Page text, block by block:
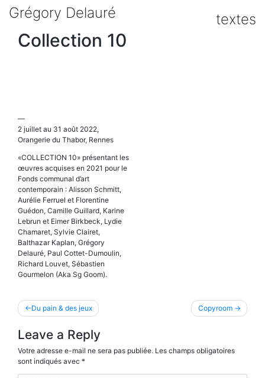
textes
Grégory Delauré
Collection 10
—
2 juillet au 31 août 2022,
Orangerie du Thabor, Rennes
«COLLECTION 10» présentant les
œuvres acquises en 2021 pour le
Fonds communal d’art
contemporain : Alisson Schmitt,
Aurélie Ferruel et Florentine
Guédon, Camille Guillard, Karine
Lebrun et Eimer Birkbeck, Lydie
Chamaret, Sylvie Clairet,
Balthazar Kaplan, Grégory
Delauré, Paul Cottet-Dumoulin,
Richard Louvet, Sébastien
Gourmelon (Aka Sg Goom).
Navigation
l’article
Du pain & des jeux Copyroom
Leave a Reply
Votre adresse e-mail ne sera pas publiée. Les champs obligatoires
sont indiqués avec *